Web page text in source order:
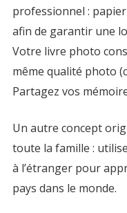
professionnel :
afin de garantir une
Votre livre photo
même qualité photo
Partagez vos
Un autre concept
toute la famille :
à l’étranger pour
pays dans le monde.